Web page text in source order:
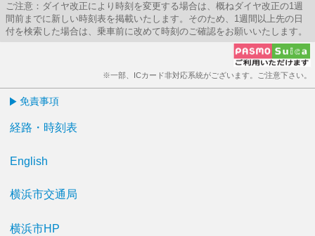
ご注意：ダイヤ改正により時刻を変更する場合は、概ねダイヤ改正の1週
間前までに新しい時刻表を掲載いたします。そのため、1週間以上先の日
付を検索した場合は、乗車前に改めて時刻のご確認をお願いいたします。
※一部、ICカード非対応系統がございます。ご注意下さい。
免責事項
経路・時刻表
English
横浜市交通局
横浜市HP